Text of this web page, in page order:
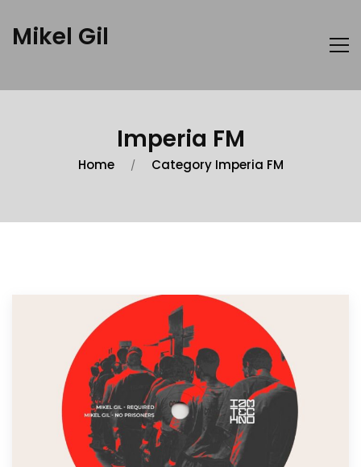
Mikel Gil
Imperia FM
Home Category Imperia FM